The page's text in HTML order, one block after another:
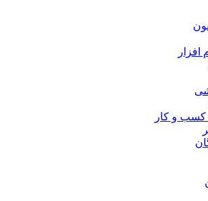
افزار
کسب و کار